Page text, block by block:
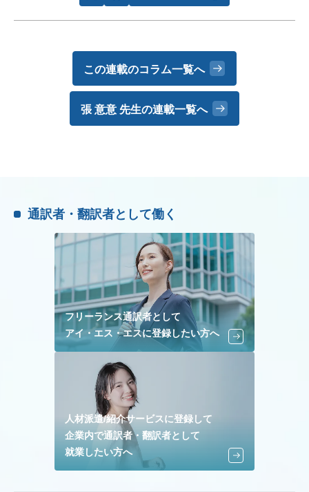
この連載のコラム一覧へ
張 意意 先生の連載一覧へ
通訳者・翻訳者として働く
フリーランス通訳者として
アイ・エス・エスに登録したい方へ
人材派遣/紹介サービスに登録して
企業内で通訳者・翻訳者として
就業したい方へ